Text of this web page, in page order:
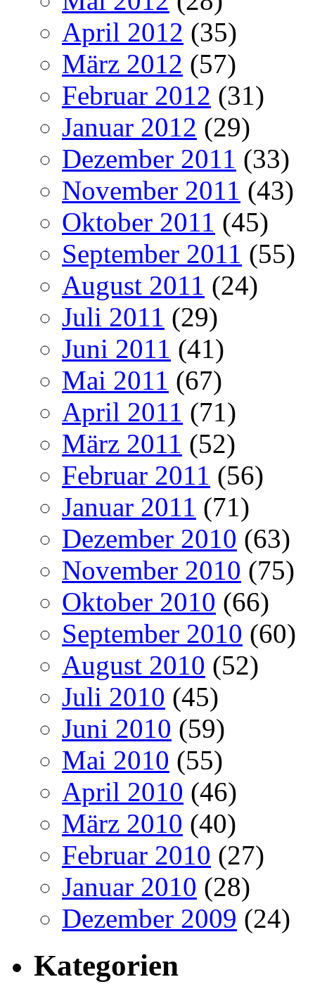
April 2012 (35)
März 2012 (57)
Februar 2012 (31)
Januar 2012 (29)
Dezember 2011 (33)
November 2011 (43)
Oktober 2011 (45)
September 2011 (55)
August 2011 (24)
Juli 2011 (29)
Juni 2011 (41)
Mai 2011 (67)
April 2011 (71)
März 2011 (52)
Februar 2011 (56)
Januar 2011 (71)
Dezember 2010 (63)
November 2010 (75)
Oktober 2010 (66)
September 2010 (60)
August 2010 (52)
Juli 2010 (45)
Juni 2010 (59)
Mai 2010 (55)
April 2010 (46)
März 2010 (40)
Februar 2010 (27)
Januar 2010 (28)
Dezember 2009 (24)
Kategorien